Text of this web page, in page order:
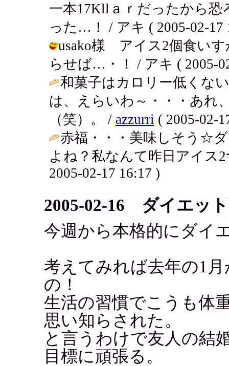
一本17Kllａｒだったから
った…！ / アキ ( 2005-02-17
usako様 アイス2個食いす
らせば…・！ / アキ ( 2005-
和菓子はカロリー低くな
は、えらいわ～・・・あれ
（笑）。 / azzurri ( 2005-02-
赤福・・・美味しそう☆
よね？私なんて昨日アイス
2005-02-17 16:17 )
2005-02-16 ダイエッ
今週から本格的にダイ
考えてみれば去年の1
の！
生活の習慣でこうも体
思い知らされた。
と言うわけで友人の結
目標に頑張る。